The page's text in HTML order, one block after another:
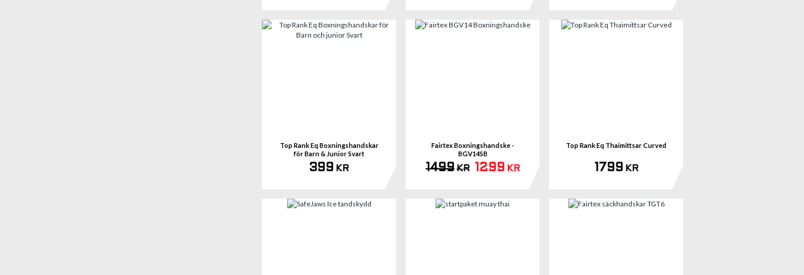
Top Rank Eq Boxningshandskar
för Barn & Junior Svart
399 KR
Fairtex Boxningshandske -
BGV14SB
1499 KR 1299 KR
Top Rank Eq Thaimittsar Curved
1799 KR